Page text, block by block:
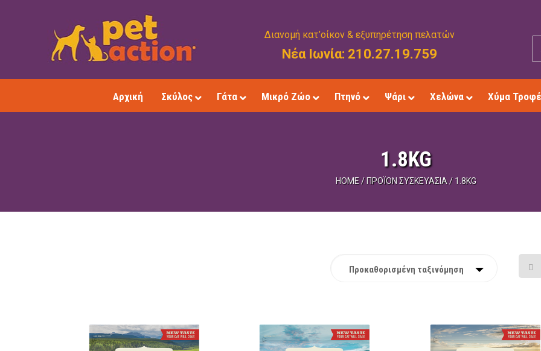
Διανομή κατ’οίκον & εξυπηρέτηση πελατών
Νέα Ιωνία: 210.27.19.759
Αρχική Σκύλος Γάτα Μικρό Ζώο Πτηνό Ψάρι Χελώνα Χύμα
1.8KG
HOME/ ΠΡΟΪΌΝ ΣΥΣΚΕΥΑΣΊΑ/ 1.8KG
Προκαθορισμένη ταξινόμηση